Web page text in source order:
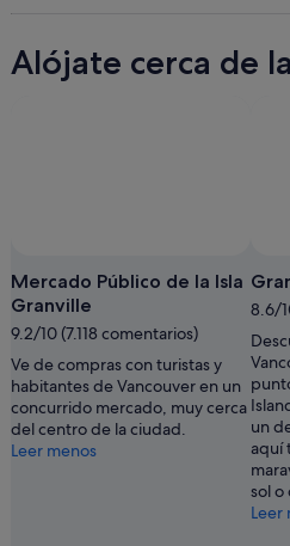
Alójate cerca de
Mercado Público de la Isla
Granville
9.2/10 (7.118 comentarios)
Ve de compras con turistas y
habitantes de Vancouver en un
concurrido mercado, muy cerca
del centro de la ciudad.
Leer menos
8.6/
un
aquí
sol o
Leer